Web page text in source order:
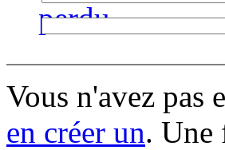
perdu
Vous n'avez pas
en créer un. Une